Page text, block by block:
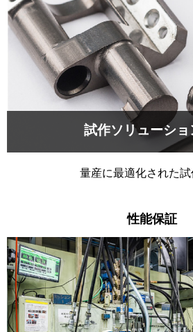
試作ソリューショ
量産に最適化された試
性能保証